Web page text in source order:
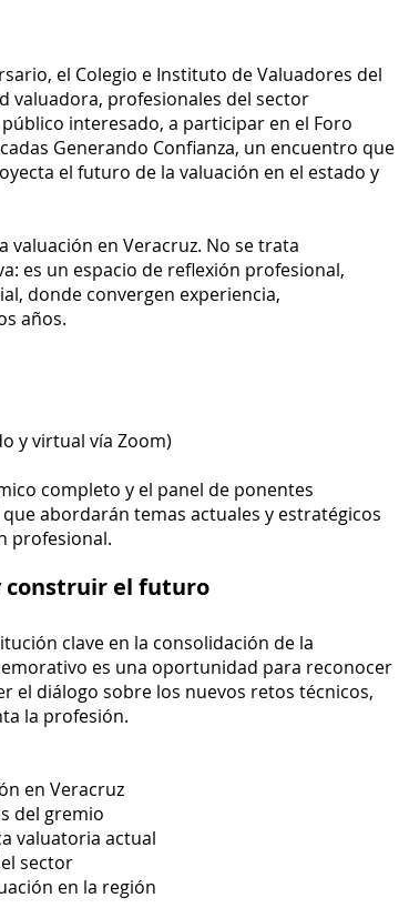
el Colegio e Instituto de Valuadores del
valuadora, profesionales del sector
interesado, a participar en el Foro
Generando Confianza, un encuentro que
el futuro de la valuación en el estado y
en Veracruz. No se trata
es un espacio de reflexión profesional,
donde convergen experiencia,
años.
y virtual vía Zoom)
completo y el panel de ponentes
abordarán temas actuales y estratégicos
profesional.
construir el futuro
clave en la consolidación de la
es una oportunidad para reconocer
el diálogo sobre los nuevos retos técnicos,
la profesión.
en Veracruz
del gremio
valuatoria actual
sector
en la región